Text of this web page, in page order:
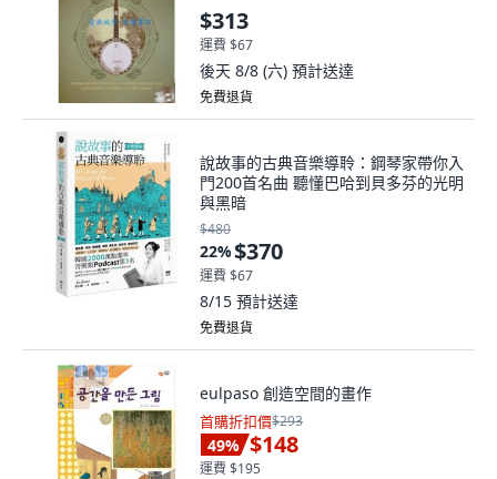
$313
運費 $67
後天 8/8 (六) 預計送達
免費退貨
說故事的古典音樂導聆：鋼琴家帶你入
門200首名曲 聽懂巴哈到貝多芬的光明
與黑暗
$480
22%$370
運費 $67
8/15 預計送達
免費退貨
eulpaso 創造空間的畫作
首購折扣價$293
49% $148
運費 $195